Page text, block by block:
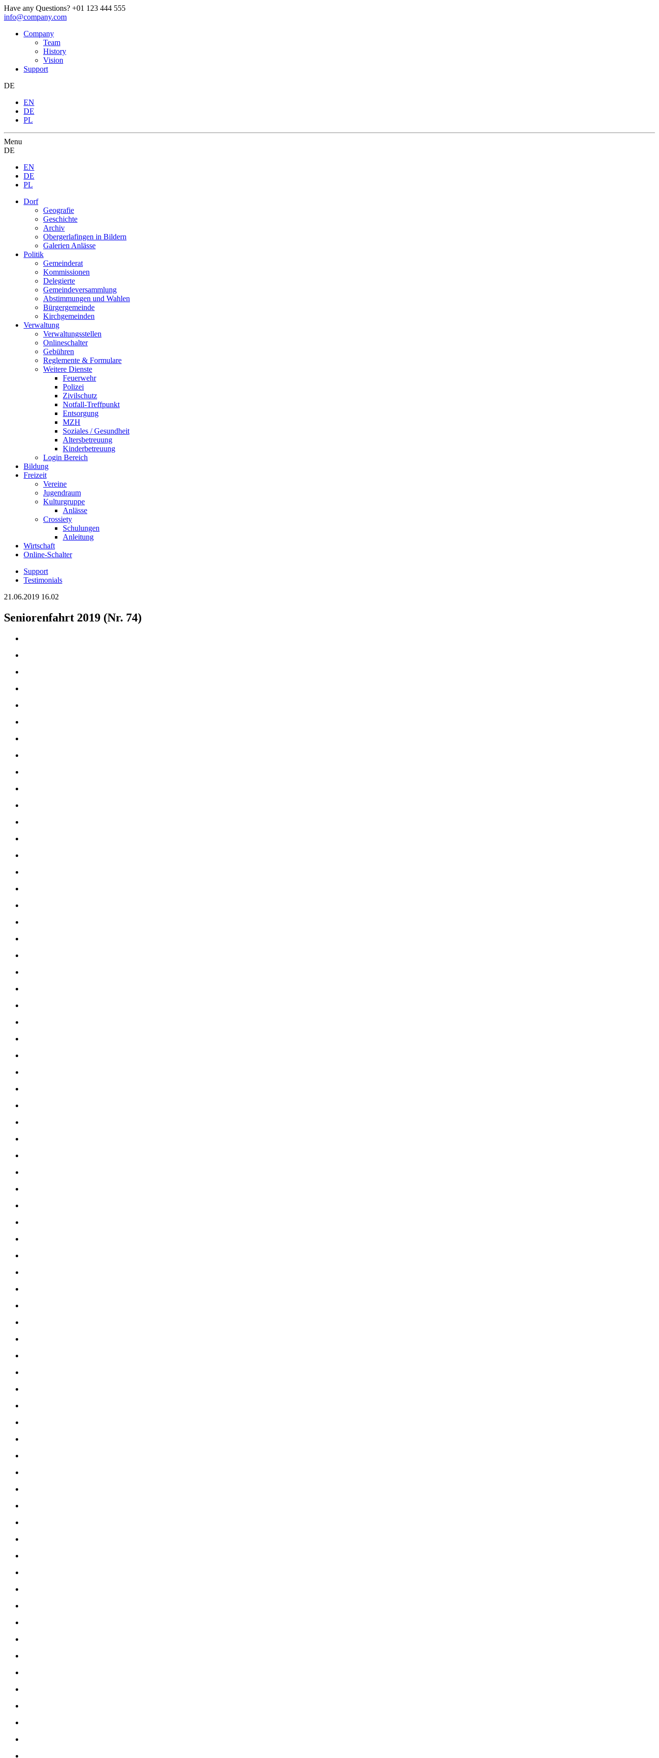
Have any Questions? +01 123 444 555
info@company.com
Company
Team
History
Vision
Support
DE
EN
DE
PL
Menu
DE
EN
DE
PL
Dorf
Geografie
Geschichte
Archiv
Obergerlafingen in Bildern
Galerien Anlässe
Politik
Gemeinderat
Kommissionen
Delegierte
Gemeindeversammlung
Abstimmungen und Wahlen
Bürgergemeinde
Kirchgemeinden
Verwaltung
Verwaltungsstellen
Onlineschalter
Gebühren
Reglemente & Formulare
Weitere Dienste
Feuerwehr
Polizei
Zivilschutz
Notfall-Treffpunkt
Entsorgung
MZH
Soziales / Gesundheit
Altersbetreuung
Kinderbetreuung
Login Bereich
Bildung
Freizeit
Vereine
Jugendraum
Kulturgruppe
Anlässe
Crossiety
Schulungen
Anleitung
Wirtschaft
Online-Schalter
Support
Testimonials
21.06.2019 16.02
Seniorenfahrt 2019 (Nr. 74)